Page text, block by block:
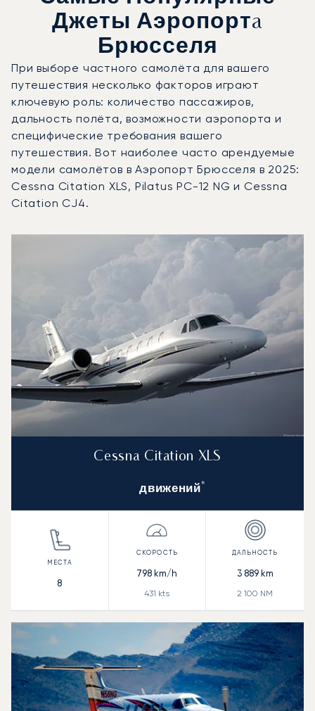
Джеты Аэропортa
Брюсселя
При выборе частного самолёта для вашего
путешествия несколько факторов играют
ключевую роль: количество пассажиров,
дальность полёта, возможности аэропорта и
специфические требования вашего
путешествия. Вот наиболее часто арендуемые
модели самолётов в Аэропорт Брюсселя в 2025:
Cessna Citation XLS, Pilatus PC-12 NG и Cessna
Citation CJ4.
Модель воздушного судна
Скорость (км/ч)
Cessna Citation XLS
движений*
8
798 km/h
431 kts
3 889km
2 100 NM